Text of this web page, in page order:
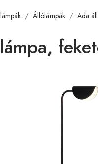
Állólámpák Ada